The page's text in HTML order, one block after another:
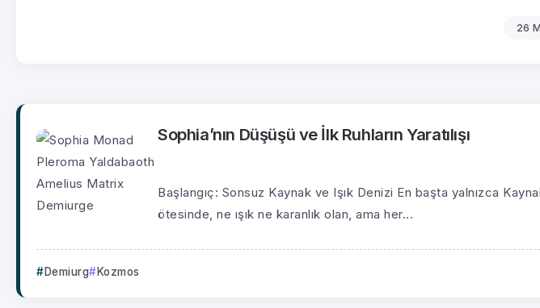
26
Sophia’nın Düşüşü ve İlk Ruhların Yaratılışı
Başlangıç: Sonsuz Kaynak ve Işık Denizi En başta yalnızca
ötesinde, ne ışık ne karanlık olan, ama her...
Demiurg Kozmos